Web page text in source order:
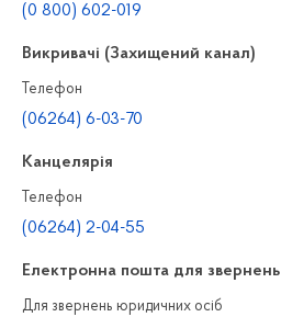
(0 800) 602-019
Викривачі (Захищений канал)
Телефон
(06264) 6-03-70
Канцелярiя
Телефон
(06264) 2-04-55
Електронна пошта для звернень
Для звернень юридичних осiб